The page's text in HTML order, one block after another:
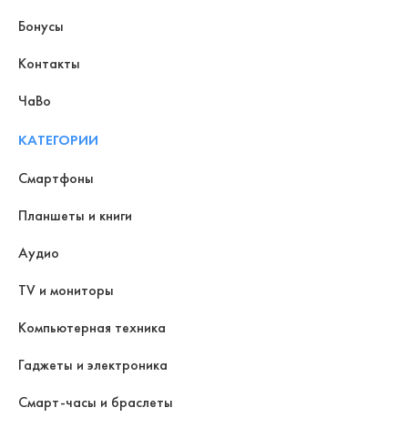
Бонусы
Контакты
ЧаВо
КАТЕГОРИИ
Смартфоны
Планшеты и книги
Аудио
TV и мониторы
Компьютерная техника
Гаджеты и электроника
Смарт-часы и браслеты